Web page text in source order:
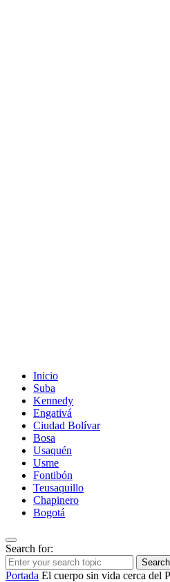
Inicio
Suba
Kennedy
Engativá
Ciudad Bolívar
Bosa
Usaquén
Usme
Fontibón
Teusaquillo
Chapinero
Bogotá
Search for:
Search
Portada El cuerpo sin vida cerca del